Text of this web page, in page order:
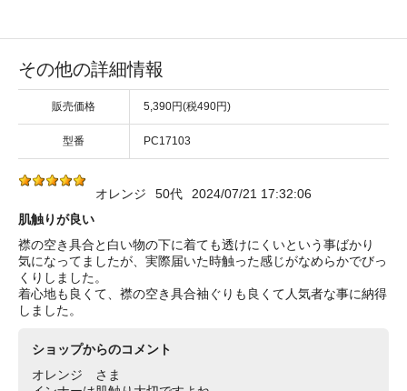
その他の詳細情報
販売価格 5,390円(税490円)
型番 PC17103
オレンジ 50代
2024/07/21 17:32:06
肌触りが良い
襟の空き具合と白い物の下に着ても透けにくいという事ばかり
気になってましたが、実際届いた時触った感じがなめらかでびっ
くりしました。
着心地も良くて、襟の空き具合袖ぐりも良くて人気者な事に納得
しました。
ショップからのコメント
オレンジ さま